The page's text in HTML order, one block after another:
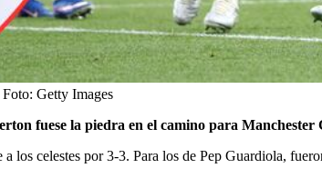
Foto: Getty Images
fuese la piedra en el camino para
celestes por 3-3. Para los de Pep Guardiola,